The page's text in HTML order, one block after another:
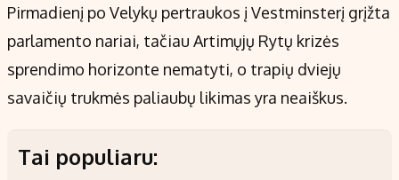
Pirmadienį po Velykų pertraukos į Vestminsterį grįžta
parlamento nariai, tačiau Artimųjų Rytų krizės
sprendimo horizonte nematyti, o trapių dviejų
savaičių trukmės paliaubų likimas yra neaiškus.
Tai populiaru: